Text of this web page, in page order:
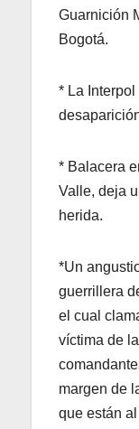
Guarnición
Bogotá.
* La
* Balacera
Valle, deja
herida.
*Un
guerrillera
el cual
víctima de
margen de
que están